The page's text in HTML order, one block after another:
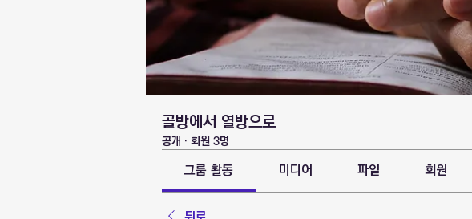
골방에서 열방으로
공개 · 회원 3명
그룹 활동 미디어 파일 회원